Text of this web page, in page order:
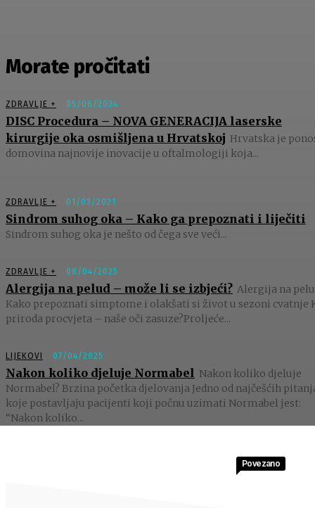
Morate pročitati
ZDRAVLJE + 05/06/2024
DISC Procedura – NOVA GENERACIJA laserske
kirurgije oka osmišljena u Hrvatskoj Hrvatska je
domovina najnovije inovacije u oftalmologiji koja...
ZDRAVLJE + 01/03/2021
Sindrom suhog oka – Kako ga prepoznati i liječiti
Sindrom suhog oka je nešto od čega sve veći...
ZDRAVLJE + 08/04/2025
Alergija na pelud – može li se izbjeći? Alergija na
Kako prepoznati simptome i olakšati si život u sezoni cvatnje
priroda procvjeta – naše oči zasuze?Proljeće...
LIJEKOVI 07/04/2025
Nakon koliko djeluje Normabel Nakon koliko djeluje
Normabel? Brzina početka djelovanja Jedno od najčešćih
koje postavljaju pacijenti koji počnu uzimati Normabel jest:
“Nakon koliko...
Povezano